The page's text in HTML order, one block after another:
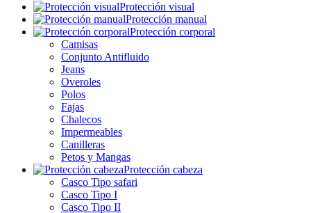
Protección visual
Protección manual
Protección corporal
Camisas
Conjunto Antifluido
Jeans
Overoles
Polos
Fajas
Chalecos
Impermeables
Canilleras
Petos y Mangas
Protección cabeza
Casco Tipo safari
Casco Tipo I
Casco Tipo II